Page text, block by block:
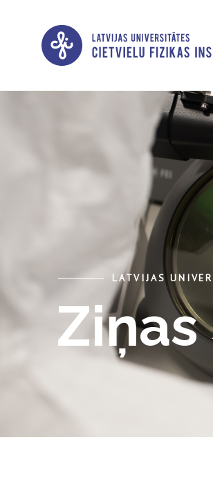
LATVIJAS
Ziņas